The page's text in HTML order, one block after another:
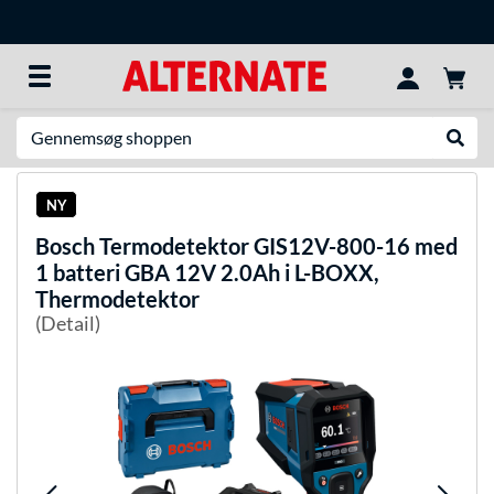
NY
BoschTermodetektor GIS12V-800-16 med
1 batteri GBA 12V 2.0Ah i L-BOXX,
Thermodetektor
(Detail)